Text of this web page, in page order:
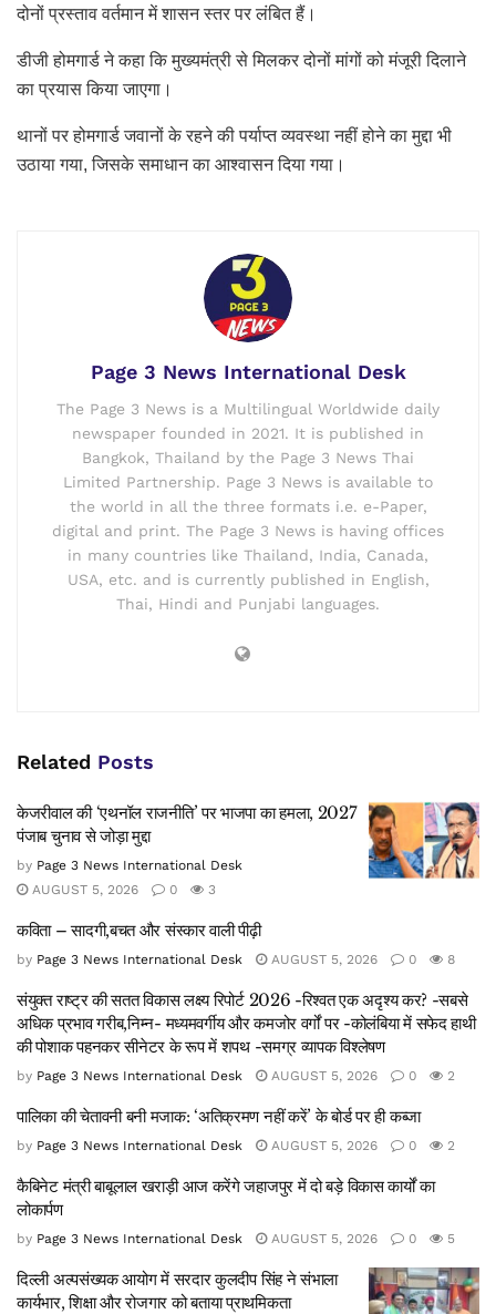
दोनों प्रस्ताव वर्तमान में शासन स्तर पर लंबित हैं।
डीजी होमगार्ड ने कहा कि मुख्यमंत्री से मिलकर दोनों मांगों को मंजूरी दिलाने
का प्रयास किया जाएगा।
थानों पर होमगार्ड जवानों के रहने की पर्याप्त व्यवस्था नहीं होने का मुद्दा भी
उठाया गया, जिसके समाधान का आश्वासन दिया गया।
Page 3 News International Desk
The Page 3 News is a Multilingual Worldwide daily
newspaper founded in 2021. It is published in
Bangkok, Thailand by the Page 3 News Thai
Limited Partnership. Page 3 News is available to
the world in all the three formats i.e. e-Paper,
digital and print. The Page 3 News is having offices
in many countries like Thailand, India, Canada,
USA, etc. and is currently published in English,
Thai, Hindi and Punjabi languages.
Related Posts
केजरीवाल की ‘एथनॉल राजनीति’ पर भाजपा का हमला, 2027
पंजाब चुनाव से जोड़ा मुद्दा
by Page 3 News International Desk
AUGUST 5, 2026
0 3
कविता – सादगी,बचत और संस्कार वाली पीढ़ी
by Page 3 News International Desk AUGUST 5, 2026 0 8
संयुक्त राष्ट्र की सतत विकास लक्ष्य रिपोर्ट 2026 -रिश्वत एक अदृश्य कर? -सबसे
अधिक प्रभाव गरीब,निम्न- मध्यमवर्गीय और कमजोर वर्गों पर -कोलंबिया में सफेद हाथी
की पोशाक पहनकर सीनेटर के रूप में शपथ -समग्र व्यापक विश्लेषण
by Page 3 News International Desk AUGUST 5, 2026 0 2
पालिका की चेतावनी बनी मजाक: ‘अतिक्रमण नहीं करें’ के बोर्ड पर ही कब्जा
by Page 3 News International Desk AUGUST 5, 2026 0 2
कैबिनेट मंत्री बाबूलाल खराड़ी आज करेंगे जहाजपुर में दो बड़े विकास कार्यों का
लोकार्पण
by Page 3 News International Desk AUGUST 5, 2026 0 5
दिल्ली अल्पसंख्यक आयोग में सरदार कुलदीप सिंह ने संभाला
कार्यभार, शिक्षा और रोजगार को बताया प्राथमिकता